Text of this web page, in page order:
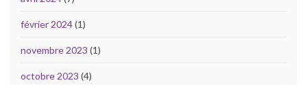
février 2024(1)
novembre 2023 (1)
octobre 2023 (4)